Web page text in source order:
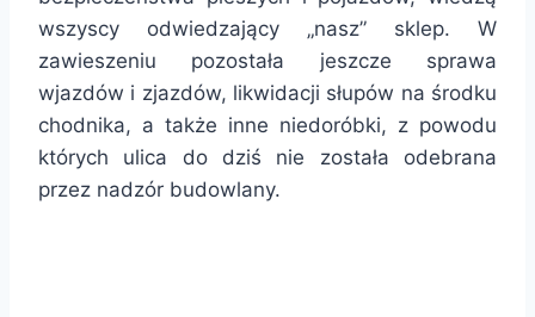
wszyscy odwiedzający „nasz” sklep. W
zawieszeniu pozostała jeszcze sprawa
wjazdów i zjazdów, likwidacji słupów na środku
chodnika, a także inne niedoróbki, z powodu
których ulica do dziś nie została odebrana
przez nadzór budowlany.